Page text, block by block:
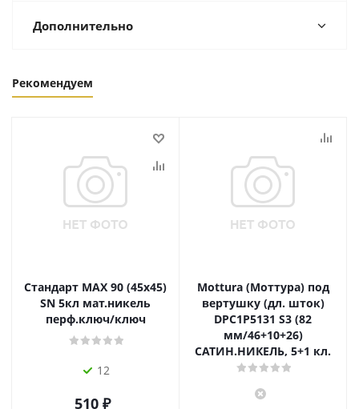
Дополнительно
Рекомендуем
Стандарт MAX 90 (45х45)
SN 5кл мат.никель
перф.ключ/ключ
12
510 ₽
Mottura (Моттура) под
вертушку (дл. шток)
DPC1P5131 S3 (82
мм/46+10+26)
САТИН.НИКЕЛЬ, 5+1 кл.